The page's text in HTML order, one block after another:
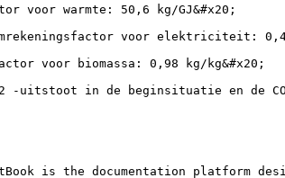
voor warmte: 50,6 kg/GJ&#x20;
voor elektriciteit: 0,48
voor biomassa: 0,98 kg/kg&#x20;
-uitstoot in de beginsituatie en de
is the documentation platform